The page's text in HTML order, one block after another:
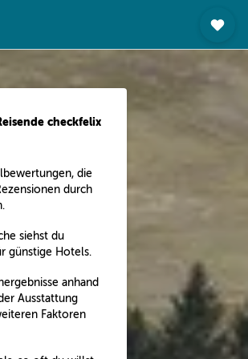
checkfelix
die
durch
siehst du
günstige Hotels.
anhand
Ausstattung
Faktoren